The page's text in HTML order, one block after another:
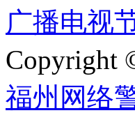
广播电视
Copyright
福州网络